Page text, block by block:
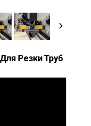
Резки Труб